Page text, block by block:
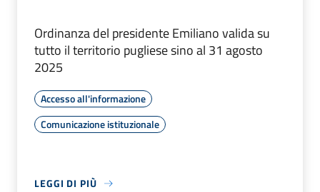
Ordinanza del presidente Emiliano valida su
tutto il territorio pugliese sino al 31 agosto
2025
Accesso all'informazione
Comunicazione istituzionale
LEGGI DI PIÙ